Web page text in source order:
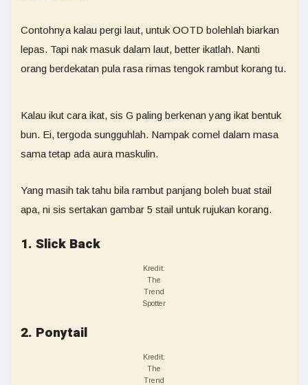
Contohnya kalau pergi laut, untuk OOTD bolehlah biarkan
lepas. Tapi nak masuk dalam laut, better ikatlah. Nanti
orang berdekatan pula rasa rimas tengok rambut korang tu.
Kalau ikut cara ikat, sis G paling berkenan yang ikat bentuk
bun. Ei, tergoda sungguhlah. Nampak comel dalam masa
sama tetap ada aura maskulin.
Yang masih tak tahu bila rambut panjang boleh buat stail
apa, ni sis sertakan gambar 5 stail untuk rujukan korang.
1. Slick Back
Kredit:
The
Trend
Spotter
2. Ponytail
Kredit:
The
Trend